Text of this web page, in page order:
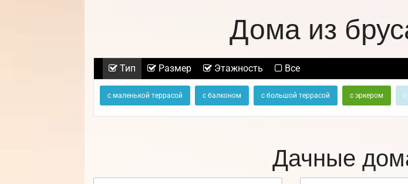
Дома из
Тип Размер Этажность Все
с маленькой террасой с балконом с большой террасой с эркером
Дачные